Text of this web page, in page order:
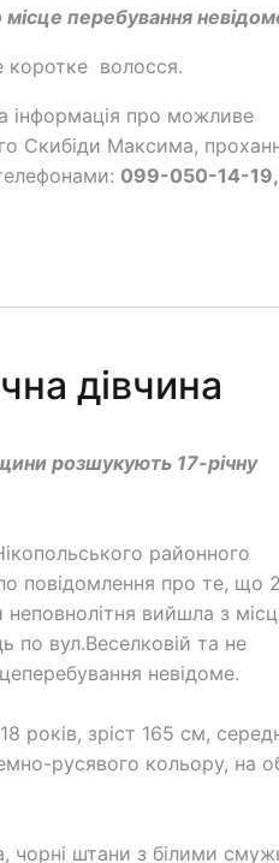
місце перебування
коротке волосся.
інформація про можливе
Скибіди Максима,
099-050-14-
дівчина
розшукують 17-річну
районного
повідомлення про те, що
вийшла з
по вул.Веселковій та не
невідоме.
років, зріст 165 см,
русявого кольору, на
чорні штани з білими